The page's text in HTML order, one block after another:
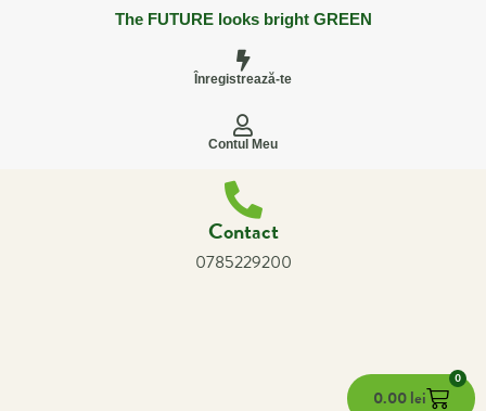
The FUTURE looks bright GREEN
Înregistrează-te
Contul Meu
Contact
0785229200
0.00lei
0